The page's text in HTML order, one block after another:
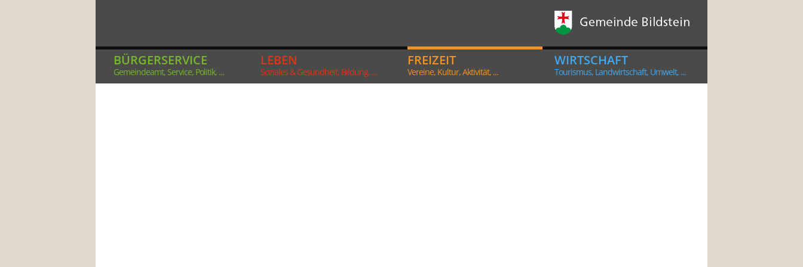
BÜRGERSERVICE
Gemeindeamt, Service, Politik, ...
LEBEN
Soziales & Gesundheit, Bildung, ...
FREIZEIT
Vereine, Kultur, Aktivität, ...
WIRTSCHAFT
Tourismus, Landwirtschaft, Umwelt, ...